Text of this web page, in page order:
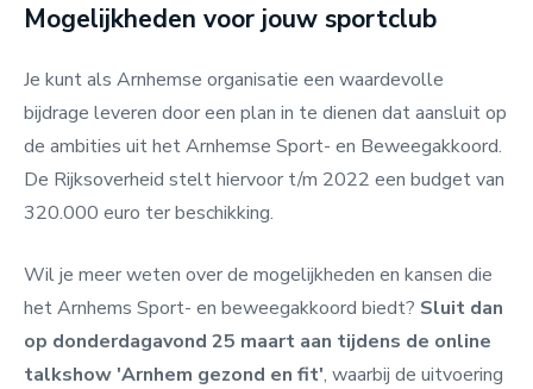
Mogelijkheden voor jouw sportclub
Je kunt als Arnhemse organisatie een waardevolle
bijdrage leveren door een plan in te dienen dat aansluit op
de ambities uit het Arnhemse Sport- en Beweegakkoord.
De Rijksoverheid stelt hiervoor t/m 2022 een budget van
320.000 euro ter beschikking.
Wil je meer weten over de mogelijkheden en kansen die
het Arnhems Sport- en beweegakkoord biedt? Sluit dan
op donderdagavond 25 maart aan tijdens de online
talkshow 'Arnhem gezond en fit', waarbij de uitvoering